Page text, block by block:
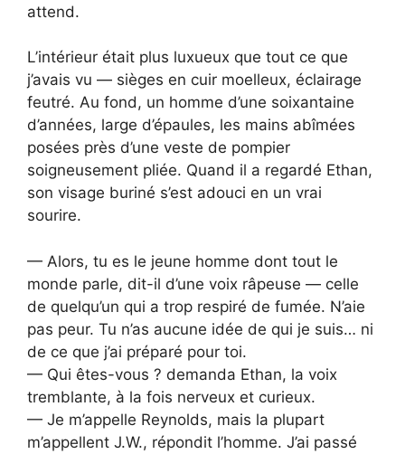
attend.
L’intérieur était plus luxueux que tout ce que
j’avais vu — sièges en cuir moelleux, éclairage
feutré. Au fond, un homme d’une soixantaine
d’années, large d’épaules, les mains abîmées
posées près d’une veste de pompier
soigneusement pliée. Quand il a regardé Ethan,
son visage buriné s’est adouci en un vrai
sourire.
— Alors, tu es le jeune homme dont tout le
monde parle, dit-il d’une voix râpeuse — celle
de quelqu’un qui a trop respiré de fumée. N’aie
pas peur. Tu n’as aucune idée de qui je suis… ni
de ce que j’ai préparé pour toi.
— Qui êtes-vous ? demanda Ethan, la voix
tremblante, à la fois nerveux et curieux.
— Je m’appelle Reynolds, mais la plupart
m’appellent J.W., répondit l’homme. J’ai passé